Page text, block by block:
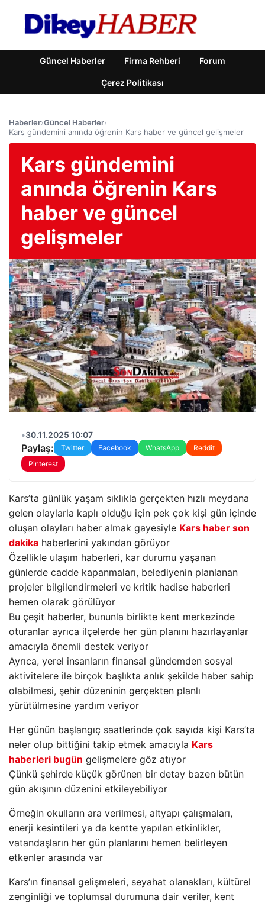
Güncel Haberler Firma Rehberi Forum
Çerez Politikası
Haberler›Güncel Haberler›
Kars gündemini anında öğrenin Kars haber ve güncel gelişmeler
Kars gündemini
anında öğrenin Kars
haber ve güncel
gelişmeler
•30.11.2025 10:07
Paylaş: Twitter Facebook WhatsApp
Reddit
Pinterest
Kars’ta günlük yaşam sıklıkla gerçekten hızlı meydana
gelen olaylarla kaplı olduğu için pek çok kişi gün içinde
oluşan olayları haber almak gayesiyle Kars haber son
dakika haberlerini yakından görüyor
Özellikle ulaşım haberleri, kar durumu yaşanan
günlerde cadde kapanmaları, belediyenin planlanan
projeler bilgilendirmeleri ve kritik hadise haberleri
hemen olarak görülüyor
Bu çeşit haberler, bununla birlikte kent merkezinde
oturanlar ayrıca ilçelerde her gün planını hazırlayanlar
amacıyla önemli destek veriyor
Ayrıca, yerel insanların finansal gündemden sosyal
aktivitelere ile birçok başlıkta anlık şekilde haber sahip
olabilmesi, şehir düzeninin gerçekten planlı
yürütülmesine yardım veriyor
Her günün başlangıç saatlerinde çok sayıda kişi Kars’ta
neler olup bittiğini takip etmek amacıyla Kars
haberleri bugün gelişmelere göz atıyor
Çünkü şehirde küçük görünen bir detay bazen bütün
gün akışının düzenini etkileyebiliyor
Örneğin okulların ara verilmesi, altyapı çalışmaları,
enerji kesintileri ya da kentte yapılan etkinlikler,
vatandaşların her gün planlarını hemen belirleyen
etkenler arasında var
Kars’ın finansal gelişmeleri, seyahat olanakları, kültürel
zenginliği ve toplumsal durumuna dair veriler, kent